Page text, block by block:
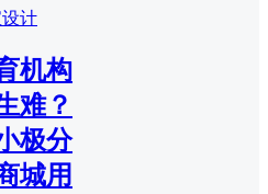
计
机构
难？
极分
城用